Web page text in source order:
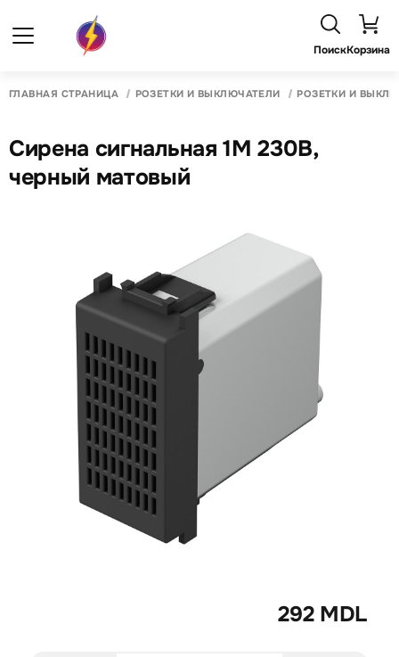
ПоискКорзина
ГЛАВНАЯ СТРАНИЦА РОЗЕТКИ И ВЫКЛЮЧАТЕЛИ РОЗЕТКИ И
Сирена сигнальная 1М 230В,
черный матовый
292 MDL